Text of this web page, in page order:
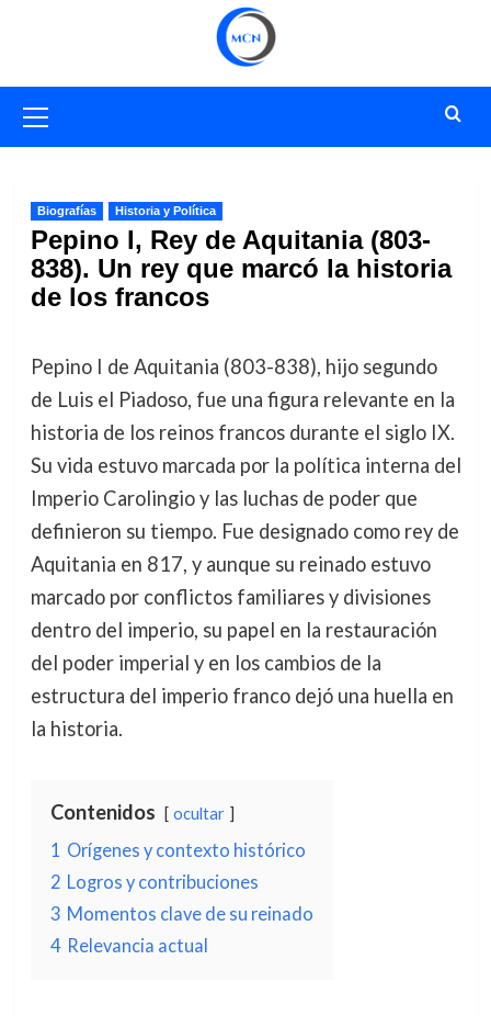
primario
Biografías Historia y Política
Pepino I, Rey de Aquitania (803-
838). Un rey que marcó la historia
de los francos
Pepino I de Aquitania (803-838), hijo segundo
de Luis el Piadoso, fue una figura relevante en la
historia de los reinos francos durante el siglo IX.
Su vida estuvo marcada por la política interna del
Imperio Carolingio y las luchas de poder que
definieron su tiempo. Fue designado como rey de
Aquitania en 817, y aunque su reinado estuvo
marcado por conflictos familiares y divisiones
dentro del imperio, su papel en la restauración
del poder imperial y en los cambios de la
estructura del imperio franco dejó una huella en
la historia.
Contenidos ocultar
1 Orígenes y contexto histórico
2 Logros y contribuciones
3 Momentos clave de su reinado
4 Relevancia actual